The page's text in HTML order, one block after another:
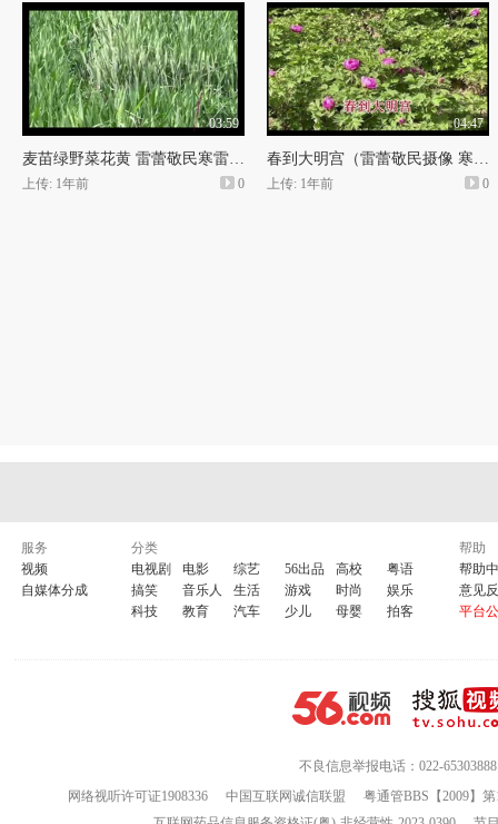
03:59
麦苗绿野菜花黄 雷蕾敬民寒雷摄制
上传: 1年前 0
04:47
春到大明宫（雷蕾敬民摄像 寒雷制作）
上传: 1年前 0
服务
视频
自媒体分成
分类
电视剧
电影 综艺 56出品 高校
粤语
搞笑
音乐人 生活 游戏 时尚
娱乐
科技
教育 汽车 少儿 母婴 拍客
帮助
帮助
意见
平台
不良信息举报电话：022-65303888
网络视听许可证1908336
中国互联网诚信联盟
粤通管BBS【2009】